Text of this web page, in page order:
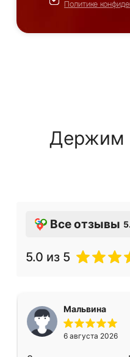
Политике
Держим
Все отзывы
5.0 из 5
Мальвина
6 августа 2026